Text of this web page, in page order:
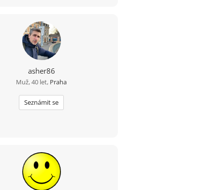
asher86
Muž, 40 let, Praha
Seznámit se